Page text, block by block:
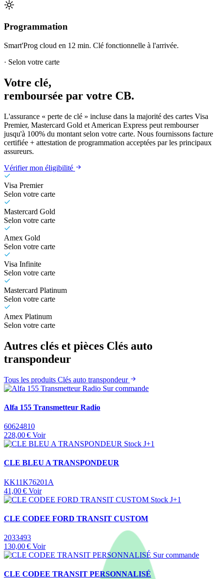
Programmation
Smart'Prog cloud en 12 min. Clé fonctionnelle à l'arrivée.
· Selon votre carte
Votre clé,
remboursée par votre CB.
L'assurance « perte de clé » incluse dans la majorité des cartes Visa
Premier, Mastercard Gold et American Express peut rembourser
jusqu'à 100% du montant selon votre carte. Nous fournissons facture
certifiée + attestation de programmation acceptées par les principaux
assureurs.
Vérifier mon éligibilité
Visa Premier
Selon votre carte
Mastercard Gold
Selon votre carte
Amex Gold
Selon votre carte
Visa Infinite
Selon votre carte
Mastercard Platinum
Selon votre carte
Amex Platinum
Selon votre carte
Autres clés et pièces Clés auto
transpondeur
Tous les produits Clés auto transpondeur
Sur commande
Alfa 155 Transmetteur Radio
60624810
228,00 € Voir
Stock J+1
CLE BLEU A TRANSPONDEUR
KK11K76201A
41,00 € Voir
Stock J+1
CLE CODEE FORD TRANSIT CUSTOM
2033493
130,00 € Voir
Sur commande
CLE CODEE TRANSIT PERSONNALISÉ